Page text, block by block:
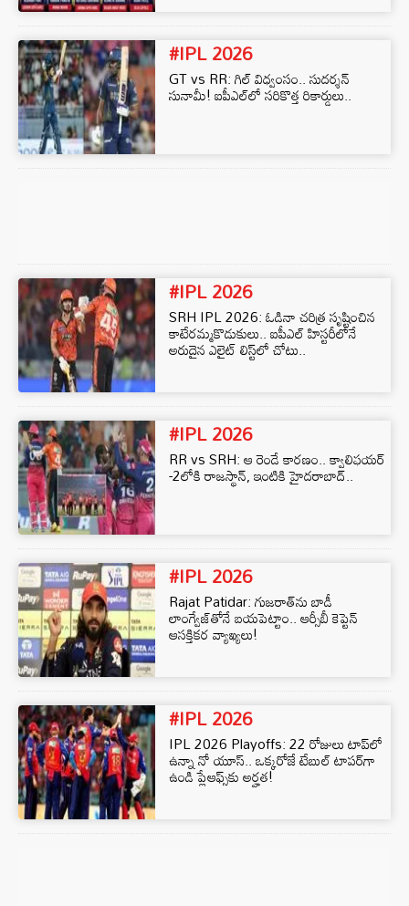
#IPL 2026
GT vs RR: గిల్ విధ్వంసం.. సుదర్శన్
సునామీ! ఐపీఎల్‌లో సరికొత్త రికార్డులు..
#IPL 2026
SRH IPL 2026: ఓడినా చరిత్ర సృష్టించిన
కాటేరమ్మకొడుకులు.. ఐపీఎల్ హిస్టరీలోనే
అరుదైన ఎలైట్ లిస్ట్‌లో చోటు..
#IPL 2026
RR vs SRH: ఆ రెండే కారణం.. క్వాలిఫయర్‌
-2లోకి రాజస్థాన్‌, ఇంటికి హైదరాబాద్‌..
#IPL 2026
Rajat Patidar: గుజరాత్‌ను బాడీ
లాంగ్వేజ్‌తోనే బయపెట్టాం.. ఆర్సీబీ కెప్టెన్
ఆసక్తికర వ్యాఖ్యలు!
#IPL 2026
IPL 2026 Playoffs: 22 రోజులు టాప్‌లో
ఉన్నా నో యూస్.. ఒక్కరోజే టేబుల్ టాపర్‌గా
ఉండి ప్లేఆఫ్స్‌కు అర్హత!